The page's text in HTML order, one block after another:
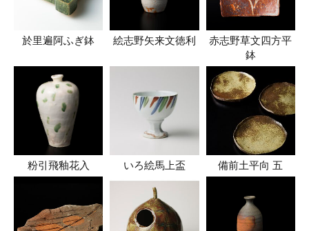
於里遍阿ふぎ鉢 絵志野矢来文徳利
赤志野草文四方平
鉢
粉引飛釉花入 いろ絵馬上盃 備前土平向 五